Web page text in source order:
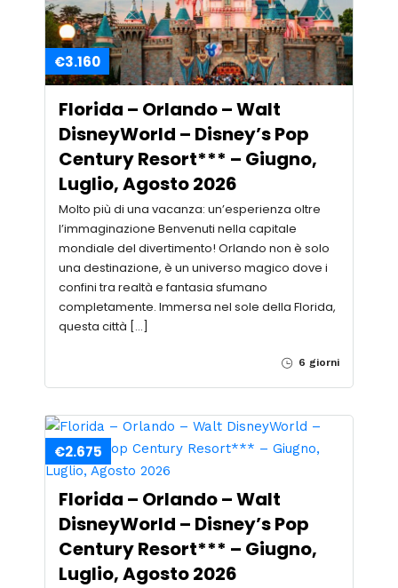
€3.160
Florida – Orlando – Walt
DisneyWorld – Disney’s Pop
Century Resort*** – Giugno,
Luglio, Agosto 2026
Molto più di una vacanza: un’esperienza oltre
l’immaginazione Benvenuti nella capitale
mondiale del divertimento! Orlando non è solo
una destinazione, è un universo magico dove i
confini tra realtà e fantasia sfumano
completamente. Immersa nel sole della Florida,
questa città […]
6 giorni
€2.675
Florida – Orlando – Walt
DisneyWorld – Disney’s Pop
Century Resort*** – Giugno,
Luglio, Agosto 2026